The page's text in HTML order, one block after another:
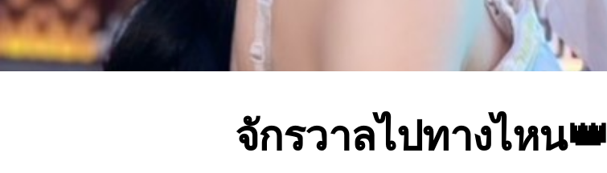
จักรวาลไปทางไหน👑